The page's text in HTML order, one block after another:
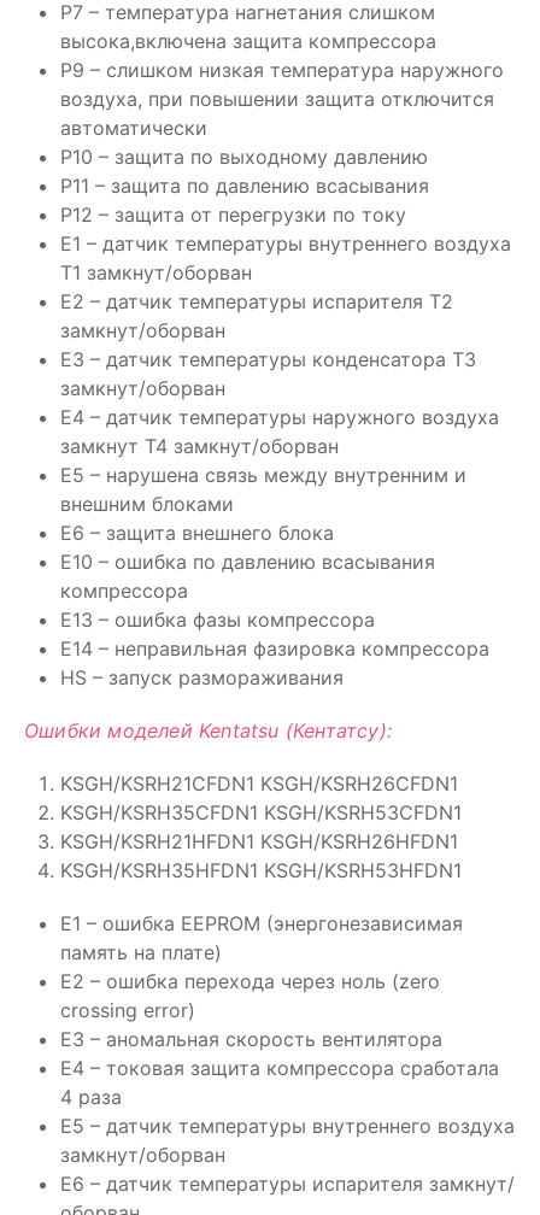
P7 – температура нагнетания слишком
высока,включена защита компрессора
P9 – слишком низкая температура наружного
воздуха, при повышении защита отключится
автоматически
P10 – защита по выходному давлению
P11 – защита по давлению всасывания
P12 – защита от перегрузки по току
E1 – датчик температуры внутреннего воздуха
Т1 замкнут/оборван
E2 – датчик температуры испарителя Т2
замкнут/оборван
E3 – датчик температуры конденсатора Т3
замкнут/оборван
E4 – датчик температуры наружного воздуха
замкнут Т4 замкнут/оборван
E5 – нарушена связь между внутренним и
внешним блоками
E6 – защита внешнего блока
E10 – ошибка по давлению всасывания
компрессора
E13 – ошибка фазы компрессора
E14 – неправильная фазировка компрессора
HS – запуск размораживания
Ошибки моделей Kentatsu (Кентатсу):
KSGH/KSRH21CFDN1 KSGH/KSRH26CFDN1
KSGH/KSRH35CFDN1 KSGH/KSRH53CFDN1
KSGH/KSRH21HFDN1 KSGH/KSRH26HFDN1
KSGH/KSRH35HFDN1 KSGH/KSRH53HFDN1
E1 – ошибка EEPROM (энергонезависимая
память на плате)
E2 – ошибка перехода через ноль (zero
crossing error)
E3 – аномальная скорость вентилятора
E4 – токовая защита компрессора сработала
4 раза
E5 – датчик температуры внутреннего воздуха
замкнут/оборван
E6 – датчик температуры испарителя замкнут/